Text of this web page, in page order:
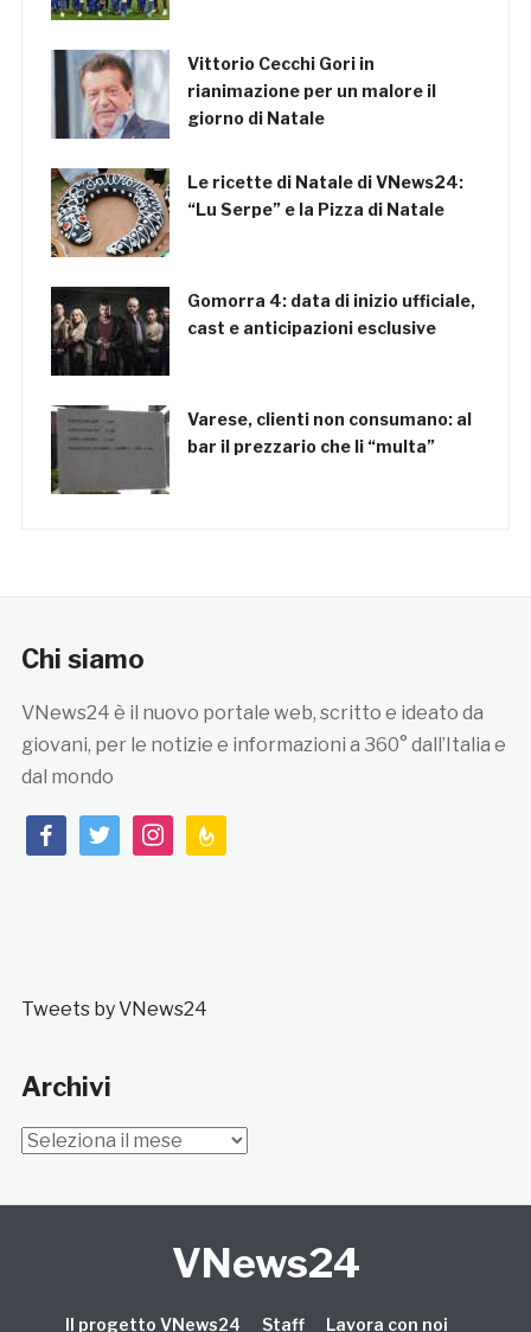
Vittorio Cecchi Gori in
rianimazione per un malore il
giorno di Natale
Le ricette di Natale di VNews24:
“Lu Serpe” e la Pizza di Natale
Gomorra 4: data di inizio ufficiale,
cast e anticipazioni esclusive
Varese, clienti non consumano: al
bar il prezzario che li “multa”
Chi siamo
VNews24 è il nuovo portale web, scritto e ideato da
giovani, per le notizie e informazioni a 360° dall’Italia e
dal mondo
facebooktwitterinstagramfeedburner
Tweets by VNews24
Archivi
Archivi
VNews24
Il progetto VNews24 Staff Lavora con noi